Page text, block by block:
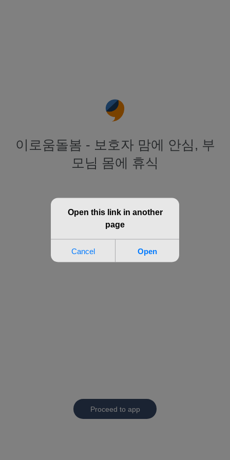
이로움돌봄 - 보호자 맘에 안심, 부
모님 몸에 휴식
Proceed to app